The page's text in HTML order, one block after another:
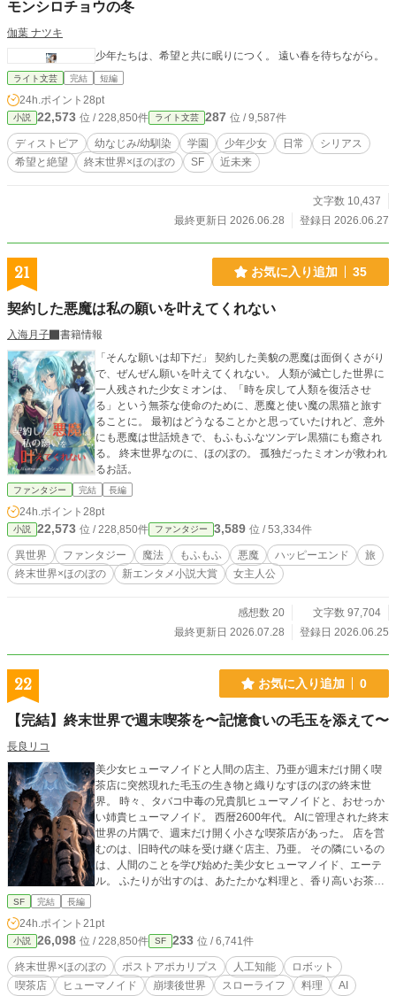
モンシロチョウの冬
伽葉 ナツキ
少年たちは、希望と共に眠りにつく。 遠い春を待ちながら。
ライト文芸 完結 短編
24h.ポイント 28pt
小説 22,573 位 / 228,850件 ライト文芸 287 位 / 9,587件
ディストピア 幼なじみ/幼馴染 学園 少年少女 日常
シリアス
希望と絶望
終末世界×ほのぼの SF 近未来
文字数 10,437
最終更新日 2026.06.28
登録日 2026.06.27
21 お気に入り追加 35
契約した悪魔は私の願いを叶えてくれない
入海月子
書籍情報
「そんな願いは却下だ」 契約した美貌の悪魔は面倒くさがり
で、ぜんぜん願いを叶えてくれない。 人類が滅亡した世界に
一人残された少女ミオンは、「時を戻して人類を復活させ
る」という無茶な使命のために、悪魔と使い魔の黒猫と旅す
ることに。 最初はどうなることかと思っていたけれど、意外
にも悪魔は世話焼きで、もふもふなツンデレ黒猫にも癒され
る。 終末世界なのに、ほのぼの。 孤独だったミオンが救われ
るお話。
ファンタジー 完結 長編
24h.ポイント 28pt
小説 22,573 位 / 228,850件 ファンタジー 3,589 位 / 53,334件
異世界 ファンタジー 魔法 もふもふ 悪魔 ハッピーエンド
旅
終末世界×ほのぼの
新エンタメ小説大賞 女主人公
感想数 20
文字数 97,704
最終更新日 2026.07.28
登録日 2026.06.25
22 お気に入り追加 0
【完結】終末世界で週末喫茶を〜記憶食いの毛玉を添えて〜
長良リコ
美少女ヒューマノイドと人間の店主、乃亜が週末だけ開く喫
茶店に突然現れた毛玉の生き物と織りなすほのぼの終末世
界。 時々、タバコ中毒の兄貴肌ヒューマノイドと、おせっか
い姉貴ヒューマノイド。 西暦2600年代。 AIに管理された終末
世界の片隅で、週末だけ開く小さな喫茶店があった。 店を営
むのは、旧時代の味を受け継ぐ店主、乃亜。 その隣にいるの
は、人間のことを学び始めた美少女ヒューマノイド、エーテ
ル。 ふたりが出すのは、あたたかな料理と、香り高いお茶。
物ではない毛玉。 お客が持ち込むのは、消せなかった後悔、
忘れたくない痛み、誰にも話せなかった記憶。 乃亜とエーテ
ルは、料理とお茶を通して、その記憶にそっと寄り添ってい
く。 ほのぼの、時々不穏。 終末世界で人間の味を取り戻す、
週末喫茶ストーリー。
SF 完結 長編
24h.ポイント 21pt
小説 26,098 位 / 228,850件 SF 233 位 / 6,741件
終末世界×ほのぼの ポストアポカリプス 人工知能
ロボット
喫茶店
ヒューマノイド 崩壊後世界 スローライフ 料理 AI